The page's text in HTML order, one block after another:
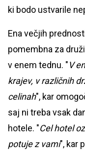
ki bodo ustvarile
Ena večjih
pomembna za
v enem tednu. "V
krajev, v različnih
celinah", kar
saj ni treba vsak
hotele. "Cel hotel
potuje z vami", kar